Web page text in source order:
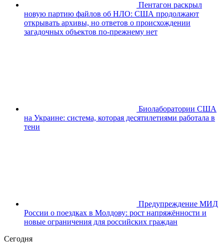
Пентагон раскрыл
новую партию файлов об НЛО: США продолжают
открывать архивы, но ответов о происхождении
загадочных объектов по-прежнему нет
Биолаборатории США
на Украине: система, которая десятилетиями работала в
тени
Предупреждение МИД
России о поездках в Молдову: рост напряжённости и
новые ограничения для российских граждан
Сегодня